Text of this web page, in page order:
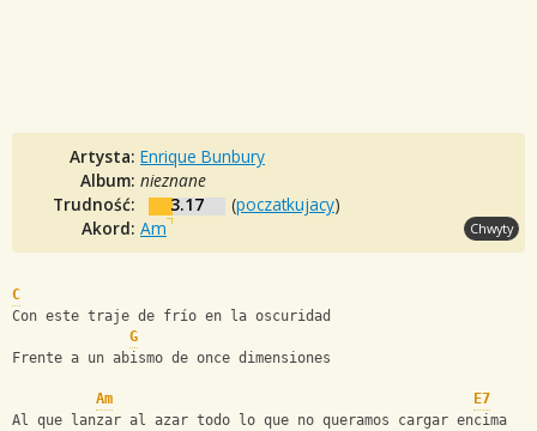
Artysta: Enrique Bunbury
Album: nieznane
Trudność:
3.17 (poczatkujacy)
Akord: Am Chwyty
C
Con este traje de frío en la oscuridad
G
Frente a un abismo de once dimensiones
Am
E7
Al que lanzar al azar todo lo que no queramos cargar encima